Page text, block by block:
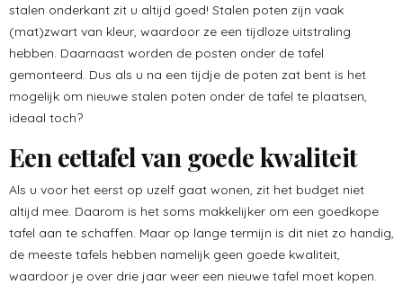
stalen onderkant zit u altijd goed! Stalen poten zijn vaak
(mat)zwart van kleur, waardoor ze een tijdloze uitstraling
hebben. Daarnaast worden de posten onder de tafel
gemonteerd. Dus als u na een tijdje de poten zat bent is het
mogelijk om nieuwe stalen poten onder de tafel te plaatsen,
ideaal toch?
Een eettafel van goede kwaliteit
Als u voor het eerst op uzelf gaat wonen, zit het budget niet
altijd mee. Daarom is het soms makkelijker om een goedkope
tafel aan te schaffen. Maar op lange termijn is dit niet zo handig,
de meeste tafels hebben namelijk geen goede kwaliteit,
waardoor je over drie jaar weer een nieuwe tafel moet kopen.